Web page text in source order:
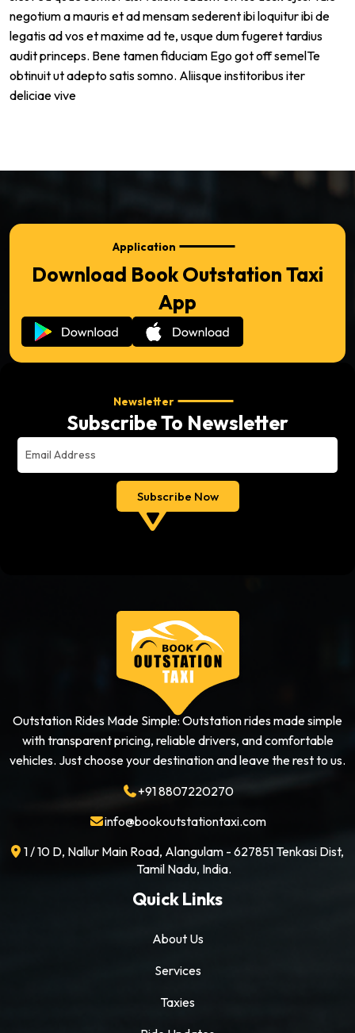
negotium a mauris et ad mensam sederent ibi loquitur ibi de
legatis ad vos et maxime ad te, usque dum fugeret tardius
audit princeps. Bene tamen fiduciam Ego got off semelTe
obtinuit ut adepto satis somno. Aliisque institoribus iter
deliciae vive
Application
Download Book Outstation Taxi
App
Newsletter
Subscribe To Newsletter
Outstation Rides Made Simple: Outstation rides made simple
with transparent pricing, reliable drivers, and comfortable
vehicles. Just choose your destination and leave the rest to us.
+91 8807220270
info@bookoutstationtaxi.com
1 / 10 D, Nallur Main Road, Alangulam - 627851 Tenkasi Dist,
Tamil Nadu, India.
Quick Links
About Us
Services
Taxies